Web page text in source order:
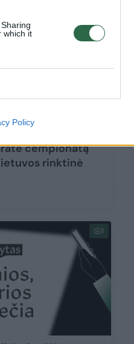
which it
Policy
čempionatą
rinktinė
1